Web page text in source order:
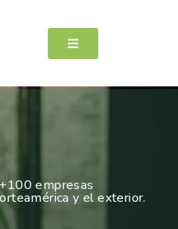
empresas
y el exterior.